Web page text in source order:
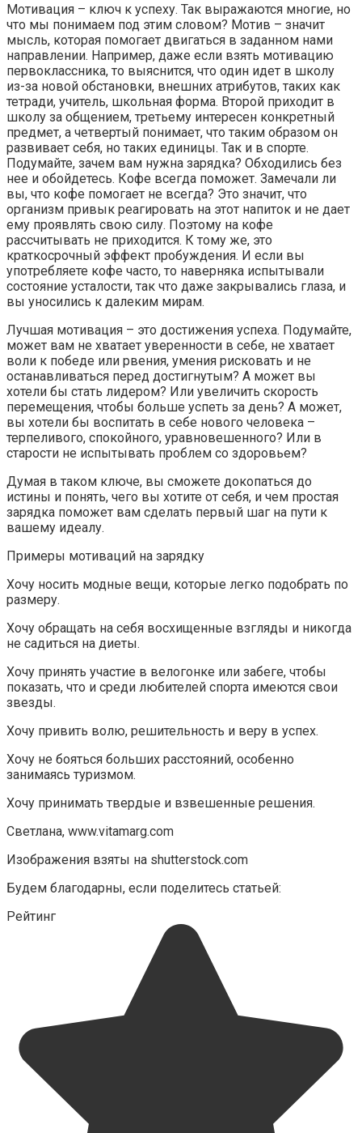
Мотивация – ключ к успеху. Так выражаются многие, но
что мы понимаем под этим словом? Мотив – значит
мысль, которая помогает двигаться в заданном нами
направлении. Например, даже если взять мотивацию
первоклассника, то выяснится, что один идет в школу
из-за новой обстановки, внешних атрибутов, таких как
тетради, учитель, школьная форма. Второй приходит в
школу за общением, третьему интересен конкретный
предмет, а четвертый понимает, что таким образом он
развивает себя, но таких единицы. Так и в спорте.
Подумайте, зачем вам нужна зарядка? Обходились без
нее и обойдетесь. Кофе всегда поможет. Замечали ли
вы, что кофе помогает не всегда? Это значит, что
организм привык реагировать на этот напиток и не дает
ему проявлять свою силу. Поэтому на кофе
рассчитывать не приходится. К тому же, это
краткосрочный эффект пробуждения. И если вы
употребляете кофе часто, то наверняка испытывали
состояние усталости, так что даже закрывались глаза, и
вы уносились к далеким мирам.
Лучшая мотивация – это достижения успеха. Подумайте,
может вам не хватает уверенности в себе, не хватает
воли к победе или рвения, умения рисковать и не
останавливаться перед достигнутым? А может вы
хотели бы стать лидером? Или увеличить скорость
перемещения, чтобы больше успеть за день? А может,
вы хотели бы воспитать в себе нового человека –
терпеливого, спокойного, уравновешенного? Или в
старости не испытывать проблем со здоровьем?
Думая в таком ключе, вы сможете докопаться до
истины и понять, чего вы хотите от себя, и чем простая
зарядка поможет вам сделать первый шаг на пути к
вашему идеалу.
Примеры мотиваций на зарядку
Хочу носить модные вещи, которые легко подобрать по
размеру.
Хочу обращать на себя восхищенные взгляды и никогда
не садиться на диеты.
Хочу принять участие в велогонке или забеге, чтобы
показать, что и среди любителей спорта имеются свои
звезды.
Хочу привить волю, решительность и веру в успех.
Хочу не бояться больших расстояний, особенно
занимаясь туризмом.
Хочу принимать твердые и взвешенные решения.
Светлана, www.vitamarg.com
Изображения взяты на shutterstock.com
Будем благодарны, если поделитесь статьей:
Рейтинг